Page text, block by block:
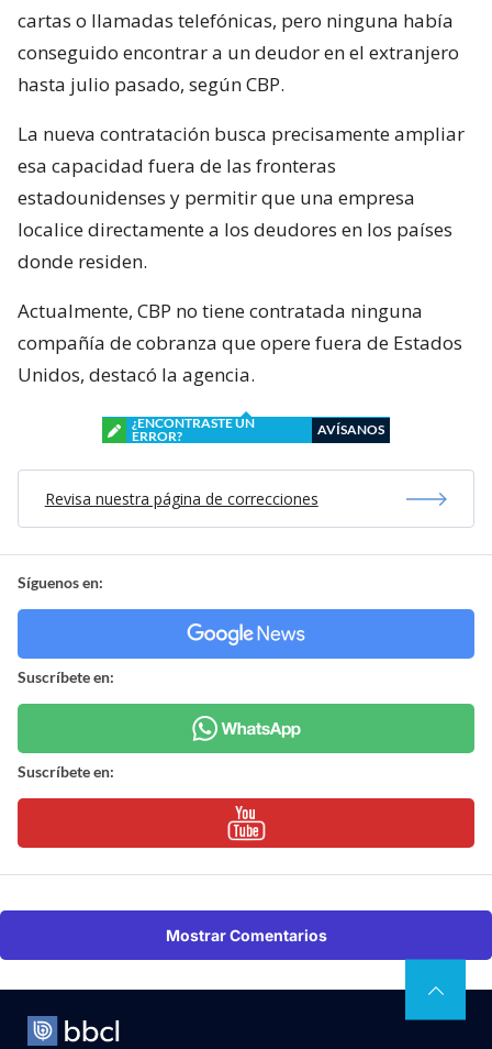
cartas o llamadas telefónicas, pero ninguna había
conseguido encontrar a un deudor en el extranjero
hasta julio pasado, según CBP.
La nueva contratación busca precisamente ampliar
esa capacidad fuera de las fronteras
estadounidenses y permitir que una empresa
localice directamente a los deudores en los países
donde residen.
Actualmente, CBP no tiene contratada ninguna
compañía de cobranza que opere fuera de Estados
Unidos, destacó la agencia.
¿ENCONTRASTE UN
ERROR?
AVÍSANOS
Revisa nuestra página de correcciones
Síguenos en:
Suscríbete en:
Suscríbete en:
Mostrar Comentarios